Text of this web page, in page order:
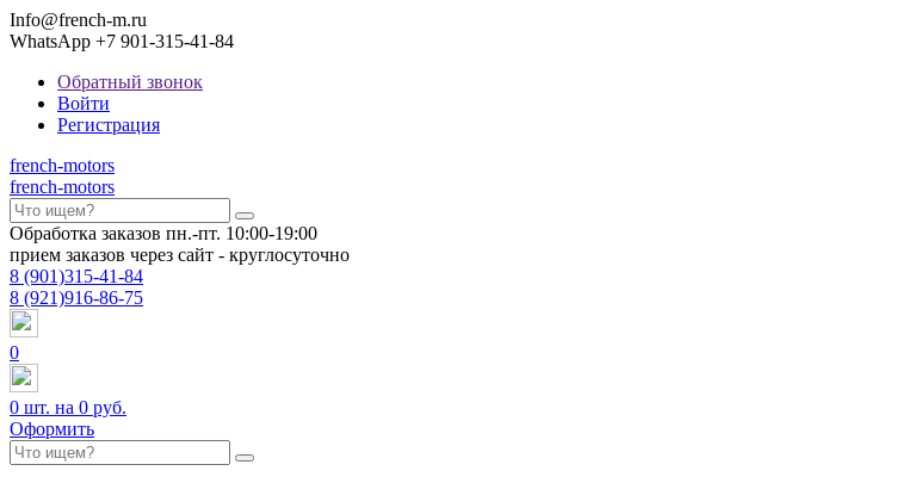
Info@french-m.ru
WhatsApp +7 901-315-41-84
Обратный звонок
Войти
Регистрация
french-motors
french-motors
Обработка заказов пн.-пт. 10:00-19:00
прием заказов через сайт - круглосуточно
8 (901)315-41-84
8 (921)916-86-75
0
0 шт. на 0 руб.
Оформить